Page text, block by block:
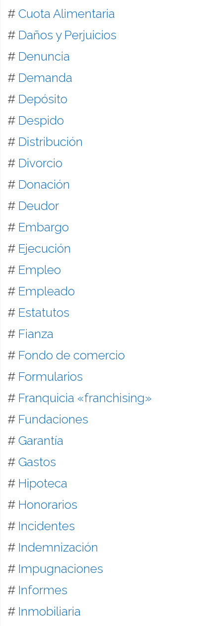
# Cuota Alimentaria
# Daños y Perjuicios
# Denuncia
# Demanda
# Depósito
# Despido
# Distribución
# Divorcio
# Donación
# Deudor
# Embargo
# Ejecución
# Empleo
# Empleado
# Estatutos
# Fianza
# Fondo de comercio
# Formularios
# Franquicia «franchising»
# Fundaciones
# Garantía
# Gastos
# Hipoteca
# Honorarios
# Incidentes
# Indemnización
# Impugnaciones
# Informes
# Inmobiliaria